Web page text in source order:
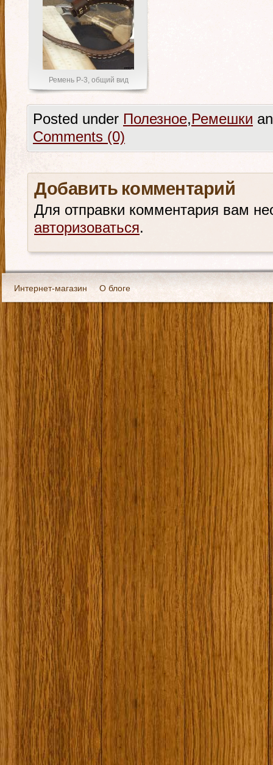
Ремень Р-3, общий вид
Posted under Полезное,Ремешки
Comments (0)
Добавить комментарий
Для отправки комментария вам
авторизоваться.
Интернет-магазин О блоге